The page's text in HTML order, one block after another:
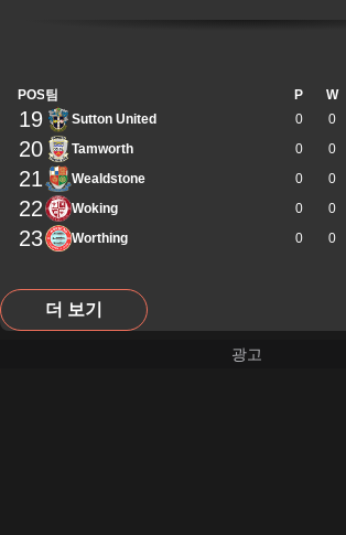
POS팀 P W
19 Sutton United 0 0
20 Tamworth 0 0
21 Wealdstone 0 0
22 Woking 0 0
23 Worthing 0 0
더 보기